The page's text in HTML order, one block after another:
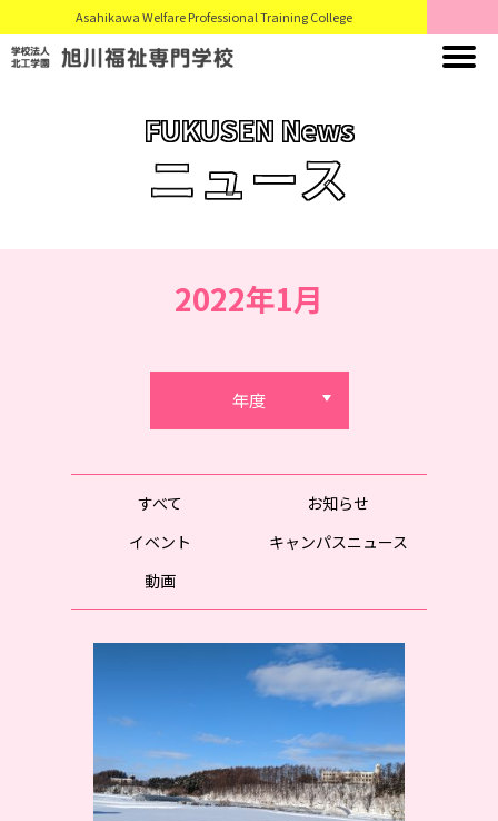
Asahikawa Welfare Professional Training College
FUKUSEN News
ニュース
2022年1月
年度
すべて
お知らせ
イベント
キャンパスニュース
動画